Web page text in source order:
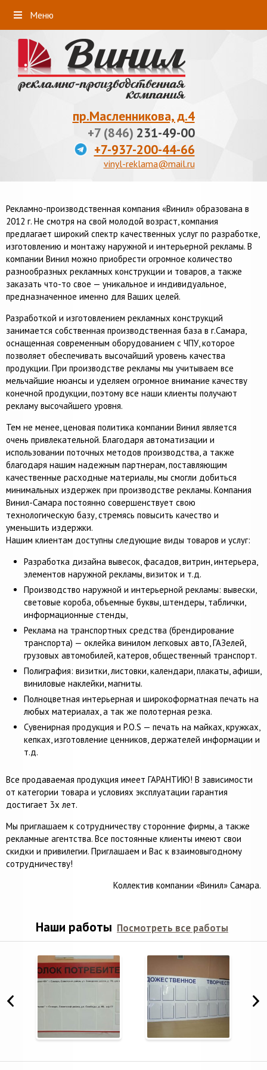
пр.Масленникова, д.4
+7 (846) 231-49-00
+7-937-200-44-66
vinyl-reklama@mail.ru
Рекламно-производственная компания «Винил» образована в
2012 г. Не смотря на свой молодой возраст, компания
предлагает широкий спектр качественных услуг по разработке,
изготовлению и монтажу наружной и интерьерной рекламы. В
компании Винил можно приобрести огромное количество
разнообразных рекламных конструкции и товаров, а также
заказать что-то свое — уникальное и индивидуальное,
предназначенное именно для Ваших целей.
Разработкой и изготовлением рекламных конструкций
занимается собственная производственная база в г.Самара,
оснащенная современным оборудованием с ЧПУ, которое
позволяет обеспечивать высочайший уровень качества
продукции. При производстве рекламы мы учитываем все
мельчайшие нюансы и уделяем огромное внимание качеству
конечной продукции, поэтому все наши клиенты получают
рекламу высочайшего уровня.
Тем не менее, ценовая политика компании Винил является
очень привлекательной. Благодаря автоматизации и
использовании поточных методов производства, а также
благодаря нашим надежным партнерам, поставляющим
качественные расходные материалы, мы смогли добиться
минимальных издержек при производстве рекламы. Компания
Винил-Самара постоянно совершенствует свою
технологическую базу, стремясь повысить качество и
уменьшить издержки.
Нашим клиентам доступны следующие виды товаров и услуг:
Разработка дизайна вывесок, фасадов, витрин, интерьера,
элементов наружной рекламы, визиток и т.д.
Производство наружной и интерьерной рекламы: вывески,
световые короба, объемные буквы, штендеры, таблички,
информационные стенды,
Реклама на транспортных средства (брендирование
транспорта) — оклейка винилом легковых авто, ГАЗелей,
грузовых автомобилей, катеров, общественный транспорт.
Полиграфия: визитки, листовки, календари, плакаты, афиши,
виниловые наклейки, магниты.
Полноцветная интерьерная и широкоформатная печать на
любых материалах, а так же полотерная резка.
Сувенирная продукция и P.O.S — печать на майках, кружках,
кепках, изготовление ценников, держателей информации и
т.д.
Все продаваемая продукция имеет ГАРАНТИЮ! В зависимости
от категории товара и условиях эксплуатации гарантия
достигает 3х лет.
Мы приглашаем к сотрудничеству сторонние фирмы, а также
рекламные агентства. Все постоянные клиенты имеют свои
скидки и привилегии. Приглашаем и Вас к взаимовыгодному
сотрудничеству!
Коллектив компании «Винил» Самара.
Посмотреть все работы
Наши работы
Меню